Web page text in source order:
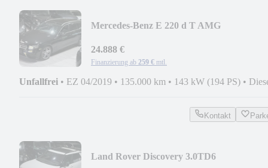
Mercedes-Benz E 220 d T AMG
24.888 €
Finanzierung ab 259 € mtl.
Unfallfrei • EZ 04/2019 • 135.000 km • 143 kW (194 PS) •
Kontakt
Land Rover Discovery 3.0TD6